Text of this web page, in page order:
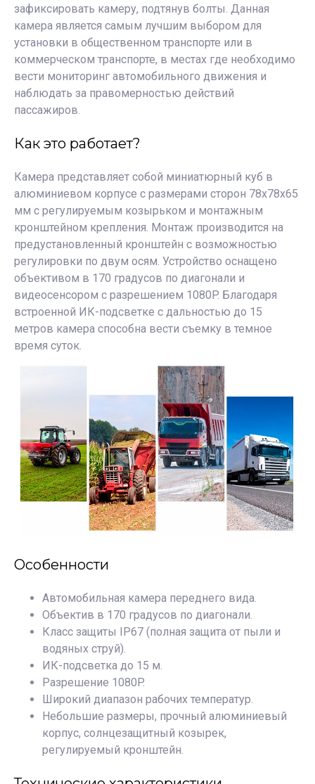
зафиксировать камеру, подтянув болты. Данная
камера является самым лучшим выбором для
установки в общественном транспорте или в
коммерческом транспорте, в местах где необходимо
вести мониторинг автомобильного движения и
наблюдать за правомерностью действий
пассажиров.
Как это работает?
Камера представляет собой миниатюрный куб в
алюминиевом корпусе с размерами сторон 78х78х65
мм с регулируемым козырьком и монтажным
кронштейном крепления. Монтаж производится на
предустановленный кронштейн с возможностью
регулировки по двум осям. Устройство оснащено
объективом в 170 градусов по диагонали и
видеосенсором с разрешением 1080P. Благодаря
встроенной ИК-подсветке с дальностью до 15
метров камера способна вести съемку в темное
время суток.
Особенности
Автомобильная камера переднего вида.
Объектив в 170 градусов по диагонали.
Класс защиты IP67 (полная защита от пыли и
водяных струй).
ИК-подсветка до 15 м.
Разрешение 1080P.
Широкий диапазон рабочих температур.
Небольшие размеры, прочный алюминиевый
корпус, солнцезащитный козырек,
регулируемый кронштейн.